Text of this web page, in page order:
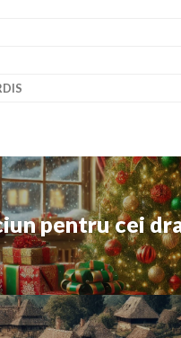
pentru cei